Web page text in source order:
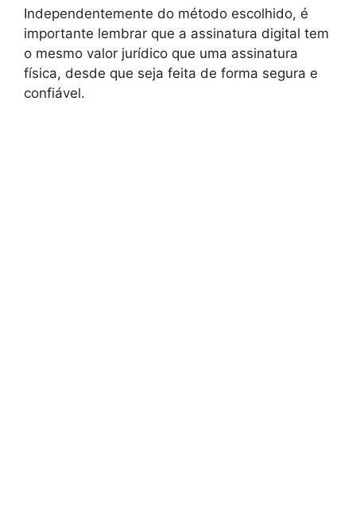
Independentemente do método escolhido, é
importante lembrar que a assinatura digital tem
o mesmo valor jurídico que uma assinatura
física, desde que seja feita de forma segura e
confiável.